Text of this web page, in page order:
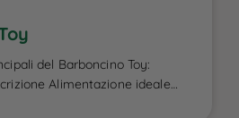
del Barboncino Toy:
Alimentazione ideale